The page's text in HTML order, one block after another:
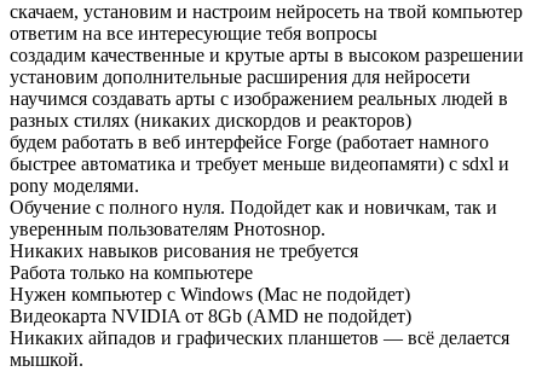
скачаем, установим и настроим нейросеть на твой компьютер
ответим на все интересующие тебя вопросы
создадим качественные и крутые арты в высоком разрешении
установим дополнительные расширения для нейросети
научимся создавать арты с изображением реальных людей в
разных стилях (никаких дискордов и реакторов)
будем работать в веб интерфейсе Forge (работает намного
быстрее автоматика и требует меньше видеопамяти) с sdxl и
pony моделями.
Обучение с полного нуля. Подойдет как и новичкам, так и
уверенным пользователям Pнотоsнор.
Никаких навыков рисования не требуется
Работа только на компьютере
Нужен компьютер с Windows (Mac не подойдет)
Видеокарта NVIDIA от 8Gb (AMD не подойдет)
Никаких айпадов и графических планшетов — всё делается
мышкой.